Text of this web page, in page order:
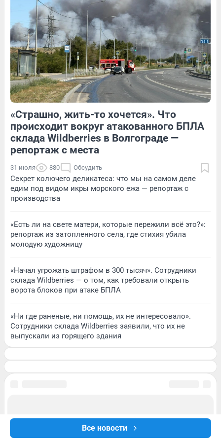
Все новости
Обсудить 1 Обсудить
«Страшно, жить-то хочется». Что
происходит вокруг атакованного БПЛА
склада Wildberries в Волгограде —
репортаж с места
31 июля 880 Обсудить
Секрет колючего деликатеса: что мы на самом деле
едим под видом икры морского ежа — репортаж с
производства
«Есть ли на свете матери, которые пережили всё это?»:
репортаж из затопленного села, где стихия убила
молодую художницу
«Начал угрожать штрафом в 300 тысяч». Сотрудники
склада Wildberries — о том, как требовали открыть
ворота блоков при атаке БПЛА
«Ни где раненые, ни помощь, их не интересовало».
Сотрудники склада Wildberries заявили, что их не
выпускали из горящего здания